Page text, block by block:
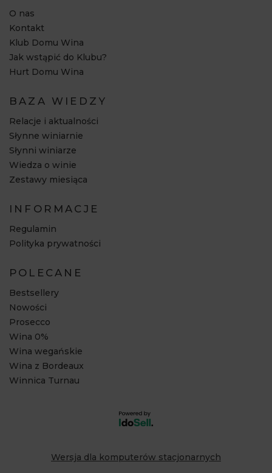
O nas
Kontakt
Klub Domu Wina
Jak wstąpić do Klubu?
Hurt Domu Wina
BAZA WIEDZY
Relacje i aktualności
Słynne winiarnie
Słynni winiarze
Wiedza o winie
Zestawy miesiąca
INFORMACJE
Regulamin
Polityka prywatności
POLECANE
Bestsellery
Nowości
Prosecco
Wina 0%
Wina wegańskie
Wina z Bordeaux
Winnica Turnau
Wersja dla komputerów stacjonarnych